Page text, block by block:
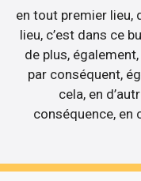
en tout premier lieu,
lieu, c’est dans ce
de plus,
par conséquent,
cela, en
conséquence, en